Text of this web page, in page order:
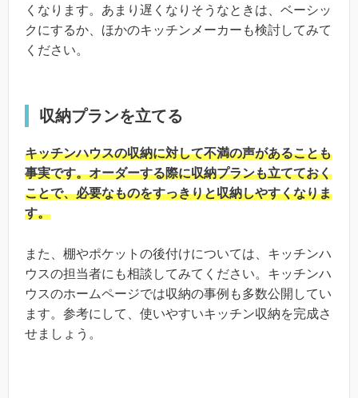
くなります。あまり遅くなりそうなときは、ベーシッ
クにするか、ほかのキッチンメーカーも検討してみて
ください。
収納プランを立てる
キッチンハウスの収納に対して不満の声があることも
事実です。オーダーする際に収納プランも立てておく
ことで、必要なものをすっきりと収納しやすくなりま
す。
また、棚やポケットの後付けについては、キッチンハ
ウスの担当者にも相談してみてください。キッチンハ
ウスのホームページでは収納の事例も多数公開してい
ます。参考にして、使いやすいキッチン収納を完成さ
せましょう。